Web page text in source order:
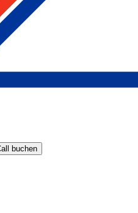
buchen